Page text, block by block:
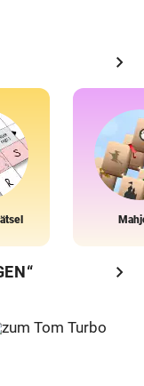
chevron_right
chevron_right